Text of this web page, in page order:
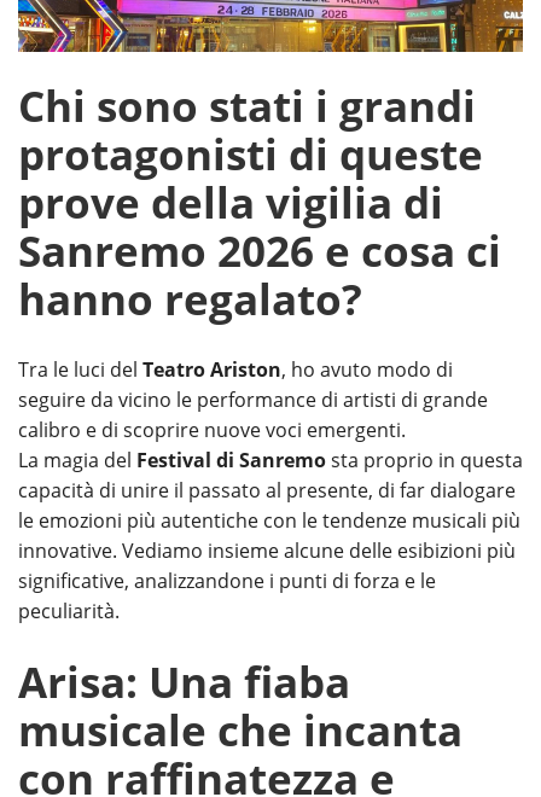
Chi sono stati i grandi
protagonisti di queste
prove della vigilia di
Sanremo 2026 e cosa ci
hanno regalato?
Tra le luci del Teatro Ariston, ho avuto modo di
seguire da vicino le performance di artisti di grande
calibro e di scoprire nuove voci emergenti.
La magia del Festival di Sanremosta proprio in questa
capacità di unire il passato al presente, di far dialogare
le emozioni più autentiche con le tendenze musicali più
innovative. Vediamo insieme alcune delle esibizioni più
significative, analizzandone i punti di forza e le
peculiarità.
Arisa: Una fiaba
musicale che incanta
con raffinatezza e